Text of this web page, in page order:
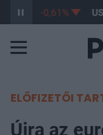
363,17 -0,61%
ELŐFIZETŐI
Újra az